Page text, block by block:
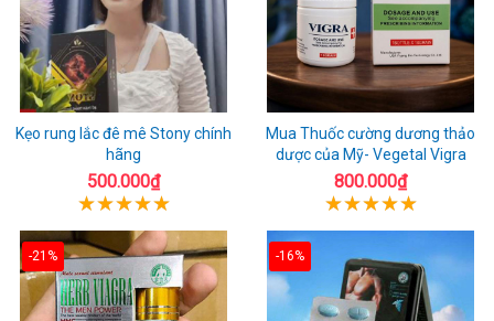
Kẹo rung lắc đê mê Stony chính
hãng
500.000₫
Mua Thuốc cường dương thảo
dược của Mỹ- Vegetal Vigra
800.000₫
-21% -16%